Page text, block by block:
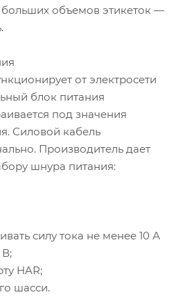
больших объемов этикеток —
от электросети
блок питания
под значения
Силовой кабель
Производитель дает
шнура питания:
силу тока не менее 10 А
HAR;
шасси.